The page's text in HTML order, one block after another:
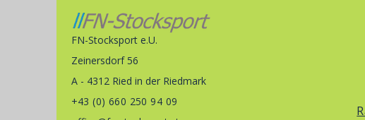
FN-Stocksport e.U.
Zeinersdorf 56
A - 4312 Ried in der Riedmark
+43 (0) 660 250 94 09